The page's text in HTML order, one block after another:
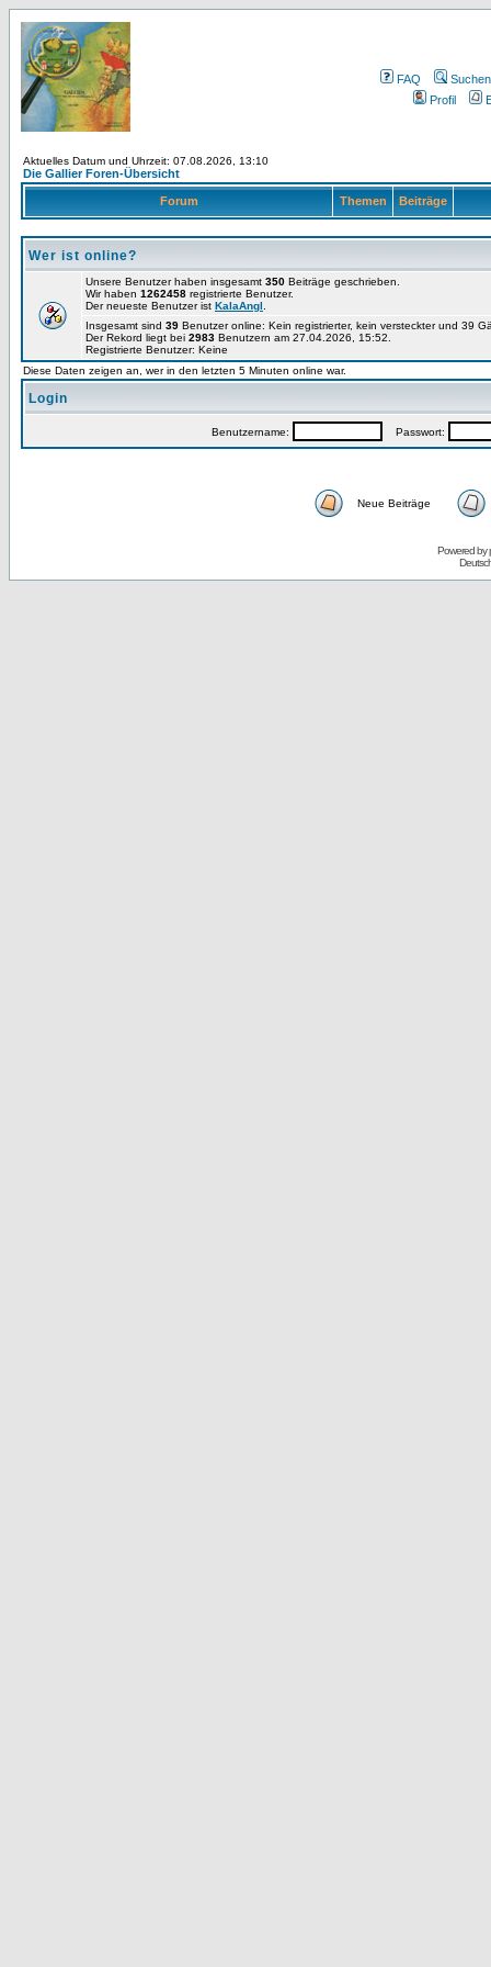
FAQ
Suchen
Profil
Aktuelles Datum und Uhrzeit: 07.08.2026, 13:10
Die Gallier Foren-Übersicht
Forum Themen Beiträge
Wer ist online?
Unsere Benutzer haben insgesamt 350 Beiträge geschrieben.
Wir haben 1262458 registrierte Benutzer.
Der neueste Benutzer ist KalaAngl
Insgesamt sind 39 Benutzer online: Kein registrierter, kein versteckter und 39
Der Rekord liegt bei 2983 Benutzern am 27.04.2026, 15:52.
Registrierte Benutzer: Keine
Diese Daten zeigen an, wer in den letzten 5 Minuten online war.
Login
Benutzername: Passwort:
Neue Beiträge
Powered by